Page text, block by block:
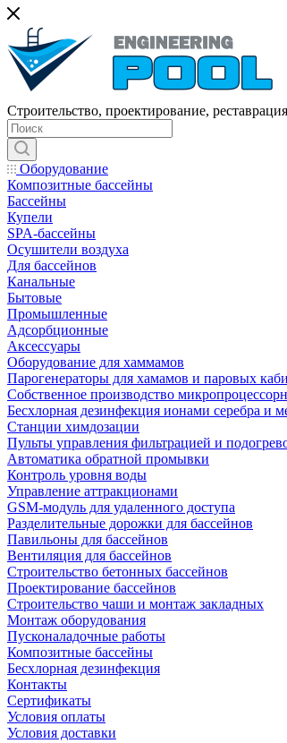
Строительство, проектирование,
Оборудование
Композитные бассейны
Бассейны
Купели
SPA-бассейны
Осушители воздуха
Для бассейнов
Канальные
Бытовые
Промышленные
Адсорбционные
Аксессуары
Оборудование для хаммамов
Парогенераторы для хамамов и паровых
Собственное производство
Беcхлорная дезинфекция ионами серебра и
Станции химдозации
Пульты управления фильтрацией и
Автоматика обратной промывки
Контроль уровня воды
Управление аттракционами
GSM-модуль для удаленного доступа
Разделительные дорожки для бассейнов
Павильоны для бассейнов
Вентиляция для бассейнов
Строительство бетонных бассейнов
Проектирование бассейнов
Строительство чаши и монтаж закладных
Монтаж оборудования
Пусконаладочные работы
Композитные бассейны
Бесхлорная дезинфекция
Контакты
Сертификаты
Условия оплаты
Условия доставки